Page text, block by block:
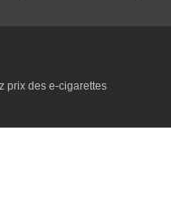
prix des e-cigarettes